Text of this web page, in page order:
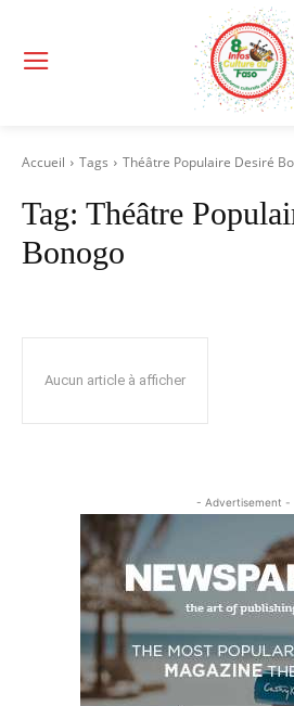
Accueil Tags Théâtre Populaire Desiré
Tag: Théâtre
Bonogo
Aucun article à afficher
- Advertisement -